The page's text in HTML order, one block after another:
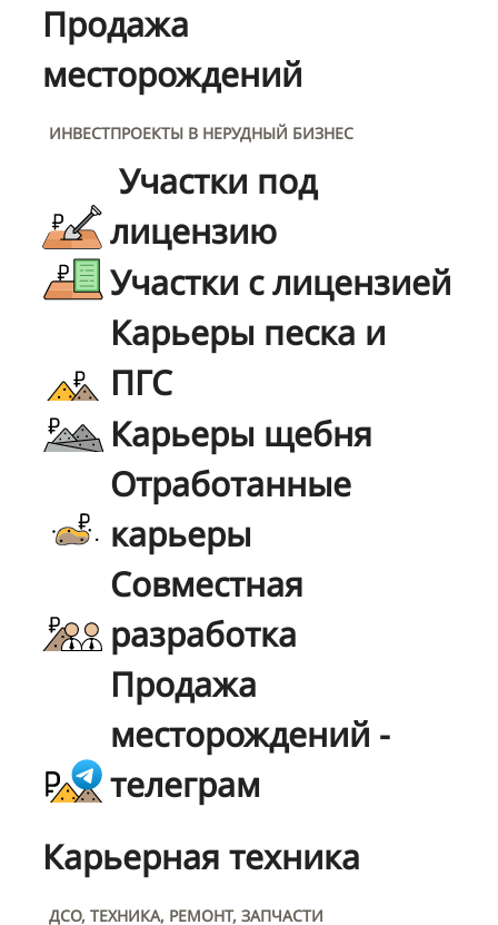
Продажа
месторождений
ИНВЕСТПРОЕКТЫ В НЕРУДНЫЙ БИЗНЕС
Участки под
лицензию
Участки с лицензией
Карьеры песка и
ПГС
Карьеры щебня
Отработанные
карьеры
Совместная
разработка
Продажа
месторождений -
телеграм
Карьерная техника
ДСО, ТЕХНИКА, РЕМОНТ, ЗАПЧАСТИ